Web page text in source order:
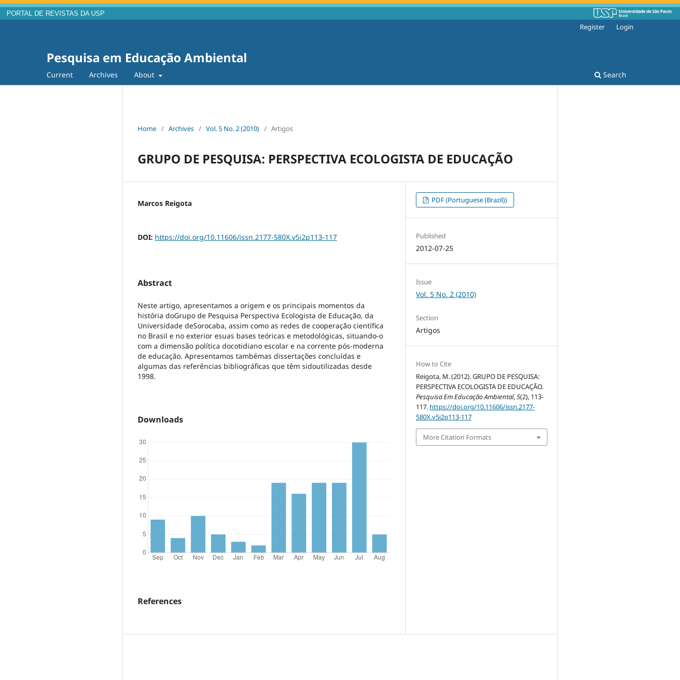
PORTAL DE REVISTAS DA USP
Pesquisa em Educação Ambiental
Current Archives About Search
Register Login
Home / Archives / Vol. 5 No. 2 (2010) / Artigos
GRUPO DE PESQUISA: PERSPECTIVA ECOLOGISTA DE EDUCAÇÃO
Marcos Reigota
DOI: https://doi.org/10.11606/issn.2177-580X.v5i2p113-117
Abstract
Neste artigo, apresentamos a origem e os principais momentos da
história doGrupo de Pesquisa Perspectiva Ecologista de Educação, da
Universidade deSorocaba, assim como as redes de cooperação científica
no Brasil e no exterior esuas bases teóricas e metodológicas, situando-o
com a dimensão política docotidiano escolar e na corrente pós-moderna
de educação. Apresentamos tambémas dissertações concluídas e
algumas das referências bibliográficas que têm sidoutilizadas desde
1998.
Downloads
References
PDF (Portuguese (Brazil))
Published
2012-07-25
Issue
Vol. 5 No. 2 (2010)
Section
Artigos
How to Cite
Reigota, M. (2012). GRUPO DE PESQUISA:
PERSPECTIVA ECOLOGISTA DE EDUCAÇÃO.
Pesquisa Em Educação Ambiental,5(2), 113-
117. https://doi.org/10.11606/issn.2177-
580X.v5i2p113-117
More Citation Formats